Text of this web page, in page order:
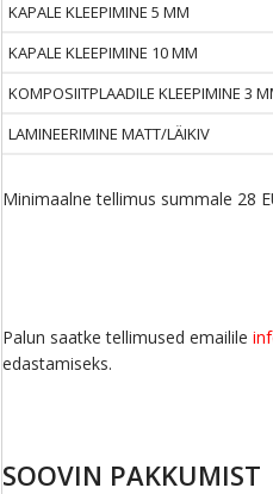
KAPALE KLEEPIMINE 5 MM
KAPALE KLEEPIMINE 10 MM
KOMPOSIITPLAADILE KLEEPIMINE 3
LAMINEERIMINE MATT/LÄIKIV
Minimaalne tellimus summale 28
Palun saatke tellimused emailile
edastamiseks.
SOOVIN PAKKUMIST